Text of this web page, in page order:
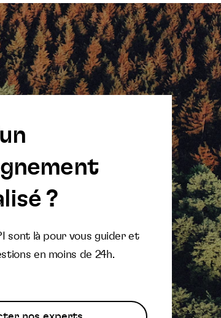
?
sont là pour vous guider et
en moins de 24h.